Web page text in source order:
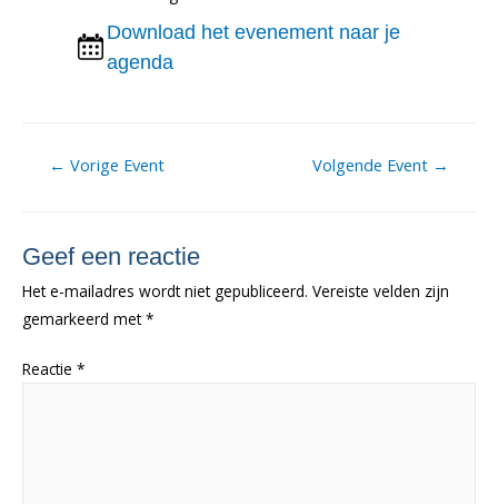
Download het evenement naar je
agenda
Berichtnavigatie
← Vorige Event Volgende Event →
Geef een reactie
Het e-mailadres wordt niet gepubliceerd. Vereiste velden zijn
gemarkeerd met*
Reactie *